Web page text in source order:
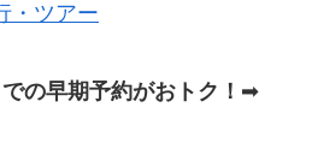
・ツアー
の早期予約がおトク！ ➡